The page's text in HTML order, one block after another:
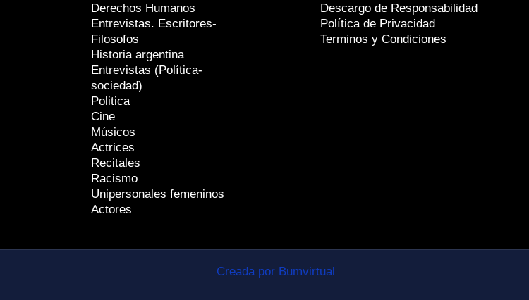
Derechos Humanos
Entrevistas. Escritores-
Filosofos
Historia argentina
Entrevistas (Política-
sociedad)
Politica
Cine
Músicos
Actrices
Recitales
Racismo
Unipersonales femeninos
Actores
Descargo de Responsabilidad
Política de Privacidad
Terminos y Condiciones
Creada por Bumvirtual